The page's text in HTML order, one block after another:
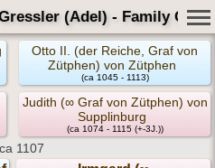
(Adel) - Family Card
Otto II. (der Reiche, Graf von
Zütphen) von Zütphen
(ca 1045 - 1113)
Judith (∞ Graf von Zütphen) von
Supplinburg
(ca 1074 - 1115 (+-3J.))
ca 1107